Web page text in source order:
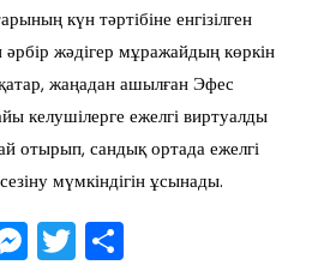
күн тәртібіне енгізілген
жәдігер мұражайдың көркін
жаңадан ашылған Эфес
келушілерге ежелгі виртуалды
отырып, сандық ортада ежелгі
мүмкіндігін ұсынады.
M T